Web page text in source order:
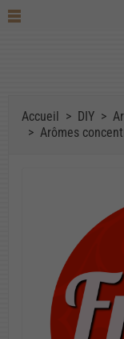
Accueil DIY
Arômes